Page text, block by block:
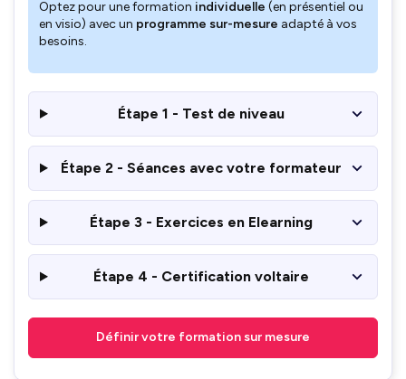
Optez pour une formation individuelle (en présentiel ou
en visio) avec un programme sur-mesure adapté à vos
besoins.
Étape 1 - Test de niveau
Étape 2 - Séances avec votre formateur
Étape 3 - Exercices en Elearning
Étape 4 - Certification voltaire
Définir votre formation sur mesure